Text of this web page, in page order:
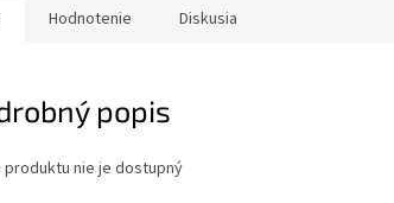
Hodnotenie Diskusia
popis
produktu nie je dostupný